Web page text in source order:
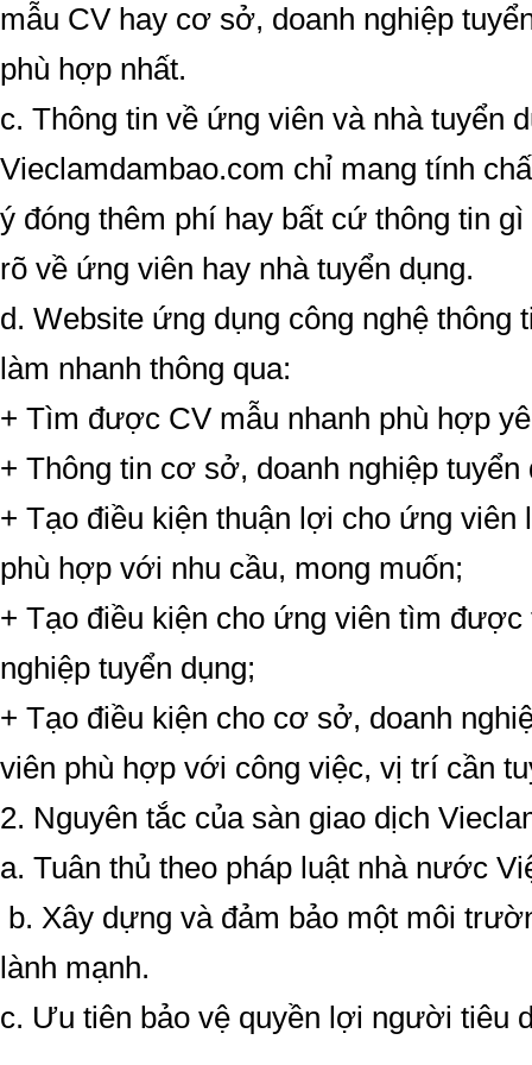
mẫu CV hay cơ sở, doanh nghiệp
phù hợp nhất.
c. Thông tin về ứng viên và nhà tuyển
Vieclamdambao.com chỉ mang tính
ý đóng thêm phí hay bất cứ thông tin
rõ về ứng viên hay nhà tuyển dụng.
d. Website ứng dụng công nghệ thông
làm nhanh thông qua:
+ Tìm được CV mẫu nhanh phù hợp
+ Thông tin cơ sở, doanh nghiệp
+ Tạo điều kiện thuận lợi cho ứng
phù hợp với nhu cầu, mong muốn;
+ Tạo điều kiện cho ứng viên tìm
nghiệp tuyển dụng;
+ Tạo điều kiện cho cơ sở, doanh
viên phù hợp với công việc, vị trí cần
2. Nguyên tắc của sàn giao dịch
a. Tuân thủ theo pháp luật nhà nước
b. Xây dựng và đảm bảo một môi
lành mạnh.
c. Ưu tiên bảo vệ quyền lợi người tiêu